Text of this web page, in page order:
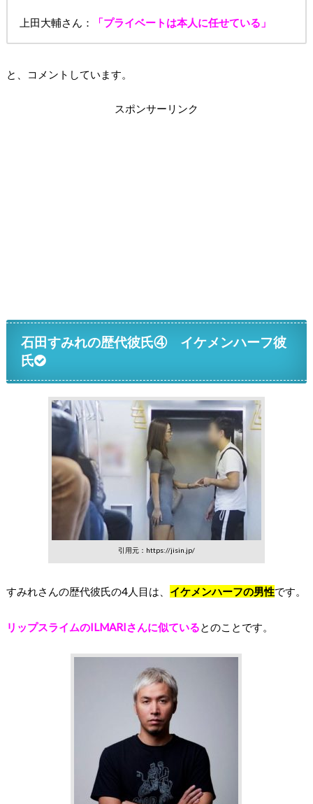
上田大輔さん： 「プライベートは本人に任せている」
と、コメントしています。
スポンサーリンク
石田すみれの歴代彼氏④ イケメンハーフ彼
氏
引用元：https://jisin.jp/
すみれさんの歴代彼氏の4人目は、 イケメンハーフの男性です。
リップスライムのILMARIさんに似ているとのことです。